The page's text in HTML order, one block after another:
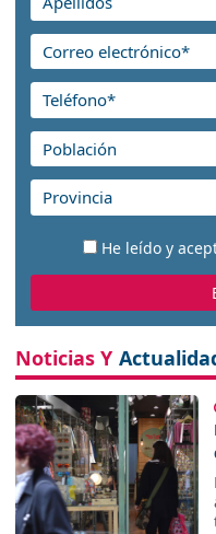
He leído y
Noticias Y